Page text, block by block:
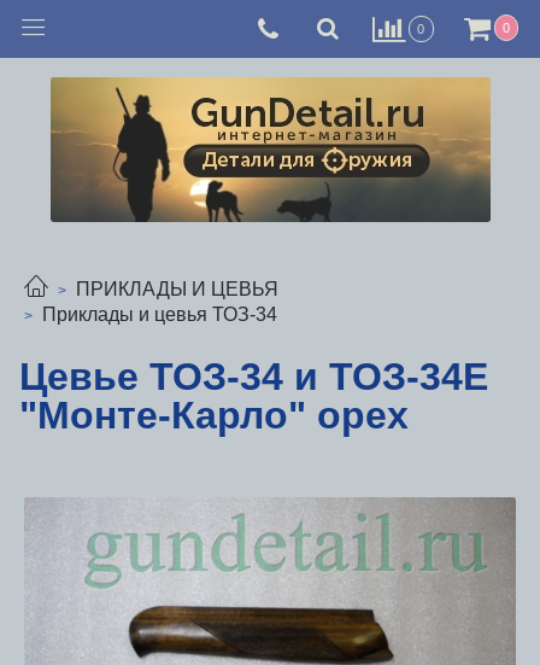
0 0
ПРИКЛАДЫ И ЦЕВЬЯ
Приклады и цевья ТОЗ-34
Цевье ТОЗ-34 и ТОЗ-34Е
"Монте-Карло" орех